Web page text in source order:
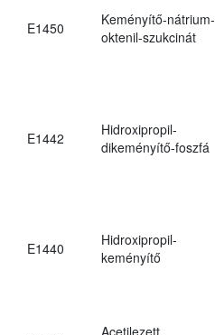
E1450
Keményítő-nátrium-
oktenil-szukcinát
E1442
Hidroxipropil-
dikeményítő-foszfá
E1440
Hidroxipropil-
keményítő
Acetilezett